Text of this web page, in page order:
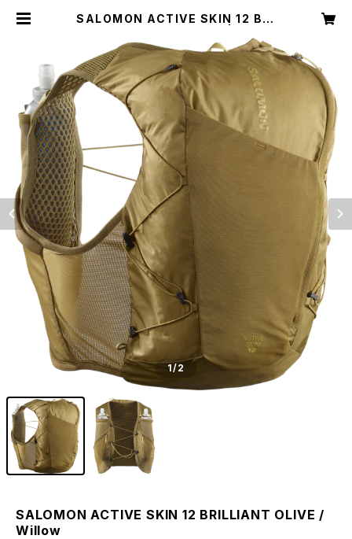
SALOMON ACTIVE SKIN 12 BRI
HEAD ISESAKI BASE
1/2
SALOMON ACTIVE SKIN 12 BRILLIANT OLIVE /
Willow